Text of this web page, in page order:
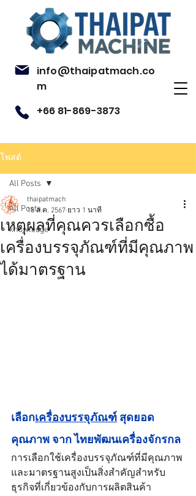
info@thaipatmach.co
m
+66 81-869-3873
โพสต์
All Posts
knowledge
All Posts
เหตุผลที่คุณควรเลือกซื้อ
เครื่องบรรจุภัณฑ์ที่มีคุณภาพ
ได้มาตรฐาน
thaipatmach
18 ส.ค. 2567 ยาว 1 นาที
เลือกเครื่องบรรจุภัณฑ์ สุดยอด
คุณภาพ จาก ไทยพัฒนเครื่องจักรกล
การเลือกใช้เครื่องบรรจุภัณฑ์ที่มีคุณภาพ
และมาตรฐานสูงเป็นสิ่งสำคัญสำหรับ
ธุรกิจที่เกี่ยวข้องกับการผลิตสินค้า